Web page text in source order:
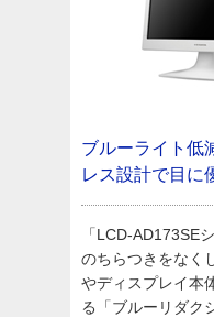
ブルーライト低
レス設計で目に
「LCD-AD173SE
のちらつきをなく
やディスプレイ本
る「ブルーリダク